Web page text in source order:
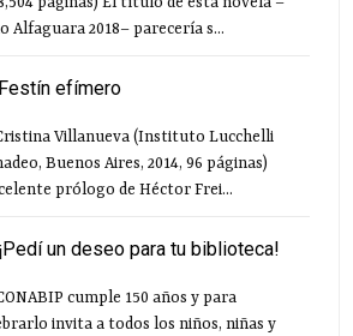
Alfaguara 2018– parecería s...
Festín efímero
Villanueva (Instituto Lucchelli
Buenos Aires, 2014, 96 páginas)
prólogo de Héctor Frei...
¡Pedí un deseo para tu biblioteca!
cumple 150 años y para
invita a todos los niños, niñas y